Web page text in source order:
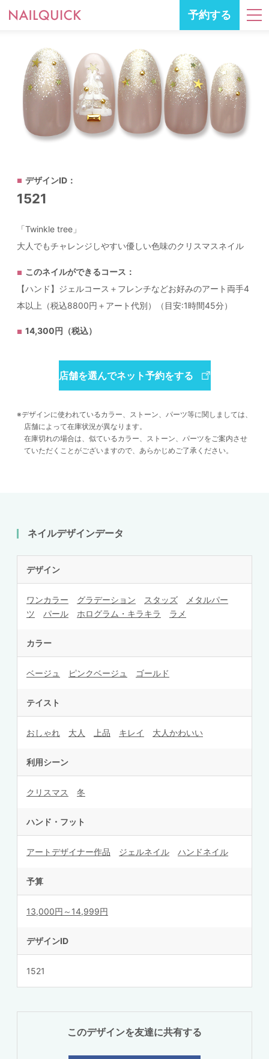
予約する
デザインID：
1521
「Twinkle tree」
大人でもチャレンジしやすい優しい色味のクリスマスネイル
このネイルができるコース：
【ハンド】ジェルコース＋フレンチなどお好みのアート両手4
本以上（税込8800円＋アート代別）（目安:1時間45分）
14,300円（税込）
店舗を選んでネット予約をする
デザインに使われているカラー、ストーン、パーツ等に関しましては、
店舗によって在庫状況が異なります。
在庫切れの場合は、似ているカラー、ストーン、パーツをご案内させ
ていただくことがございますので、あらかじめご了承ください。
ネイルデザインデータ
デザイン
ワンカラー グラデーション スタッズ
メタルパー
ツ
パール ホログラム・キラキラ ラメ
カラー
ベージュ ピンクベージュ ゴールド
テイスト
おしゃれ 大人 上品 キレイ 大人かわいい
利用シーン
クリスマス 冬
ハンド・フット
アートデザイナー作品 ジェルネイル ハンドネイル
予算
13,000円～14,999円
デザインID
1521
このデザインを友達に共有する